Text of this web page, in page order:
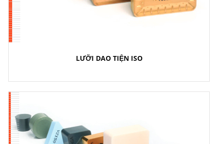
LƯỠI DAO TIỆN ISO